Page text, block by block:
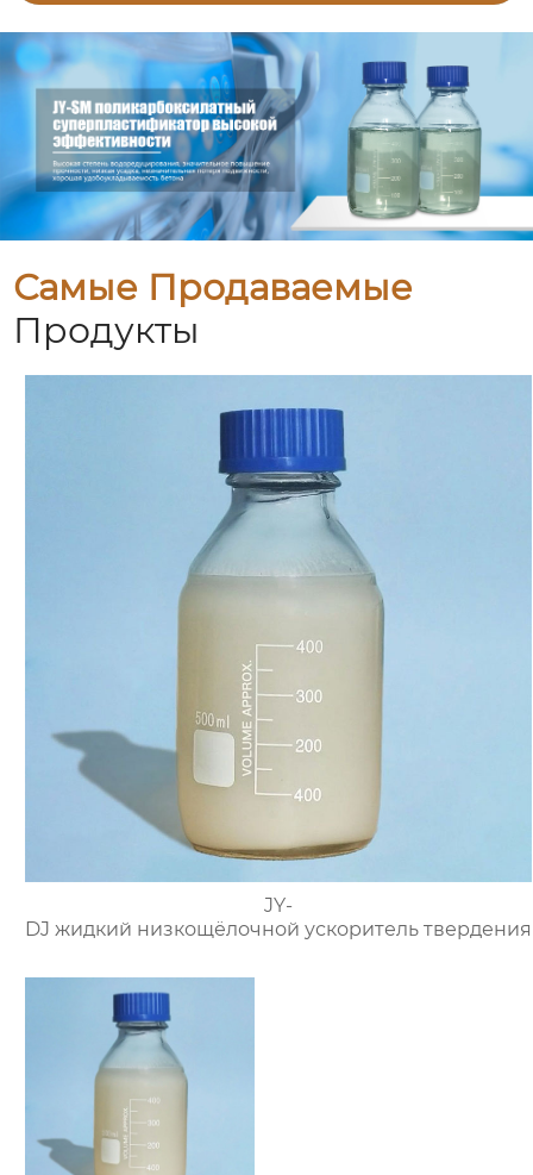
Самые Продаваемые
Продукты
JY-
DJ жидкий низкощёлочной ускоритель твердения